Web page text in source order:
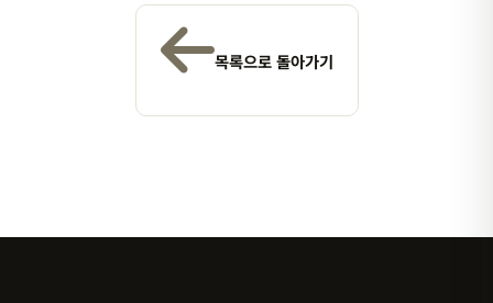
목록으로 돌아가기